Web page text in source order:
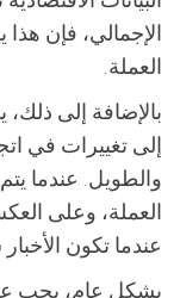
الإجمالي، فإن
العملة.
بالإضافة إلى ذلك،
إلى تغييرات في
والطويل. عندما
العملة، وعلى
عندما تكون الأخبار
بشكل عام، يجب